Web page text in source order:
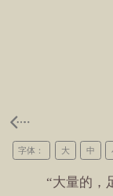
字体： 大 中
“大量的，